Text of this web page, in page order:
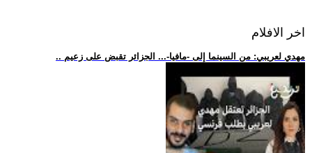
اخر الافلام
.. مهدي لعريبي: من السينما إلى -مافيا-... الجزائر تقبض على زعيم